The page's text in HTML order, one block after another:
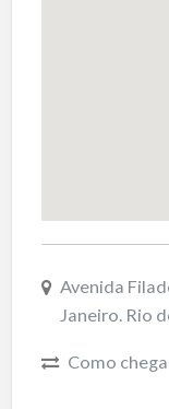
Avenida
Janeiro. Rio
Como